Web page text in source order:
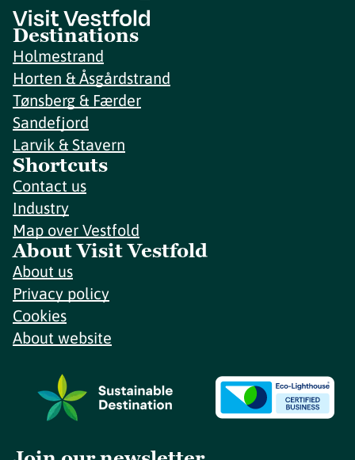
Destinations
Holmestrand
Horten & Åsgårdstrand
Tønsberg & Færder
Sandefjord
Larvik & Stavern
Shortcuts
Contact us
Industry
Map over Vestfold
About Visit Vestfold
About us
Privacy policy
Cookies
About website